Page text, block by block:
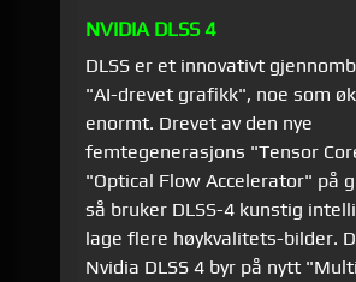
NVIDIA DLSS 4
DLSS er et innovativt
"AI-drevet grafikk", noe som
enormt. Drevet av den nye
femtegenerasjons "Tensor
"Optical Flow Accelerator" på
så bruker DLSS-4 kunstig
lage flere høykvalitets-bilder.
Nvidia DLSS 4 byr på nytt